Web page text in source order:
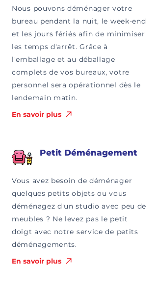
Nous pouvons déménager votre
bureau pendant la nuit, le week-end
et les jours fériés afin de minimiser
les temps d'arrêt. Grâce à
l'emballage et au déballage
complets de vos bureaux, votre
personnel sera opérationnel dès le
lendemain matin.
En savoir plus
Petit Déménagement
Vous avez besoin de déménager
quelques petits objets ou vous
déménagez d'un studio avec peu de
meubles ? Ne levez pas le petit
doigt avec notre service de petits
déménagements.
En savoir plus